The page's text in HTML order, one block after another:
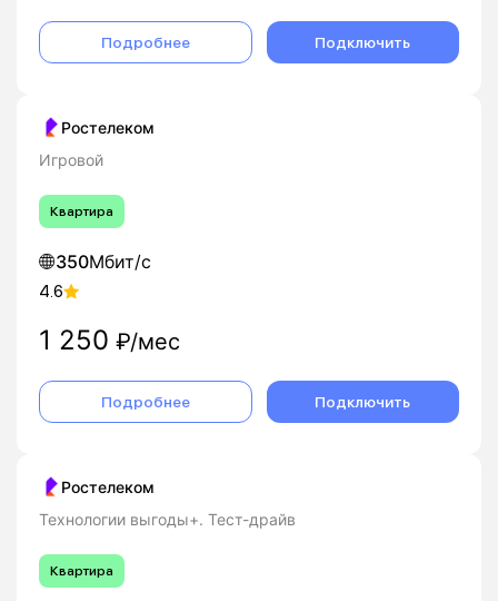
Подробнее Подключить
Ростелеком
Игровой
Квартира
350Мбит/с
4.6
1 250 ₽/мес
Подробнее Подключить
Ростелеком
Технологии выгоды+. Тест-драйв
Квартира